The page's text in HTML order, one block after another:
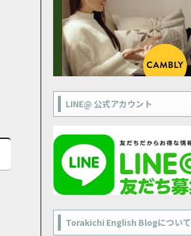
LINE@ 公式アカウント
Torakichi English Blogについて